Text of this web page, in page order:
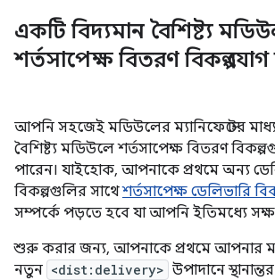
একটি বিদ্যমান বৈশিষ্ট্য
শর্তসাপেক্ষ বিতরণ বিকল্প
আপনি সহজেই মডিউলের ম্যানিফেস্টের
বৈশিষ্ট্য মডিউলে শর্তসাপেক্ষ বিতরণ
পারেন। যাইহোক, আপনাকে প্রথমে অন্য
বিকল্পগুলির সাথেশর্তসাপেক্ষ ডেলিভারি
সম্পর্কে পড়তে হবে যা আপনি ইতিমধ্যে
শুরু করার জন্য, আপনাকে প্রথমে আপনার
নতুন <dist:delivery> উপাদানে